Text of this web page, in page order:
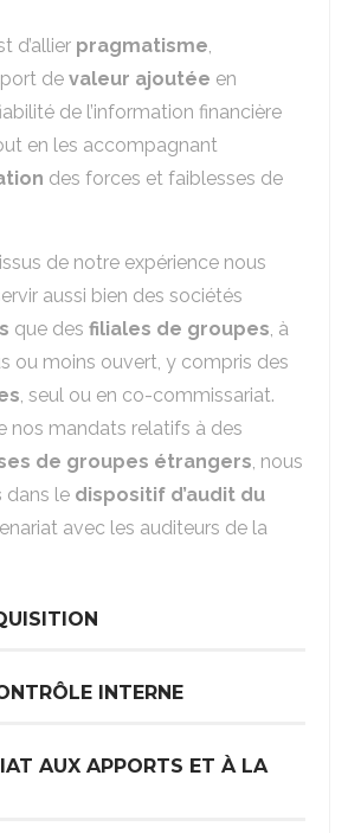
d’allier pragmatisme,
de valeur ajoutée en
de l’information financière
en les accompagnant
des forces et faiblesses de
de notre expérience nous
aussi bien des sociétés
que des filiales de groupes, à
ou moins ouvert, y compris des
, seul ou en co-commissariat.
nos mandats relatifs à des
de groupes étrangers, nous
dans le dispositif d’audit du
avec les auditeurs de la
INTERNE
AUX APPORTS ET À LA